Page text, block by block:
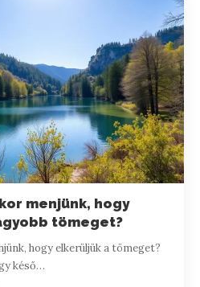
menjünk, hogy
tömeget?
hogy elkerüljük a tömeget?
késő…